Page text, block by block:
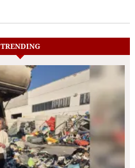
TRENDING